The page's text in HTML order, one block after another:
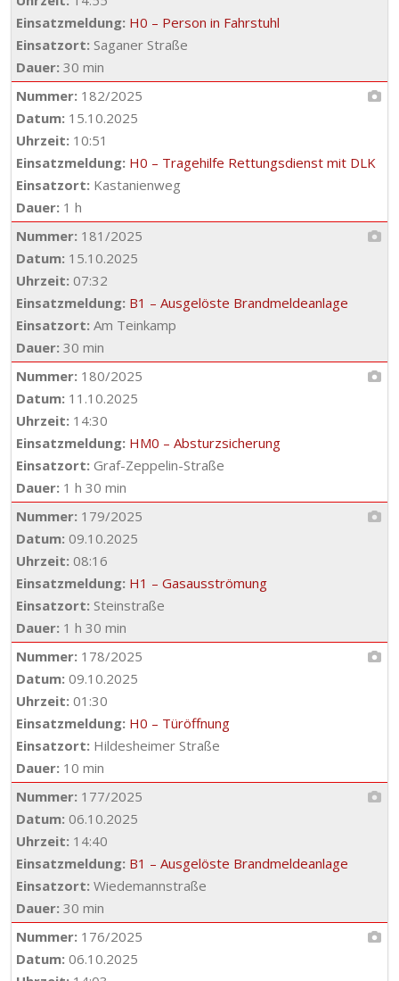
Einsatzmeldung: H0 – Person in Fahrstuhl
Einsatzort: Saganer Straße
Dauer: 30 min
Nummer: 182/2025
Datum: 15.10.2025
Uhrzeit: 10:51
Einsatzmeldung: H0 – Tragehilfe Rettungsdienst mit DLK
Einsatzort: Kastanienweg
Dauer: 1 h
Nummer: 181/2025
Datum: 15.10.2025
Uhrzeit: 07:32
Einsatzmeldung: B1 – Ausgelöste Brandmeldeanlage
Einsatzort: Am Teinkamp
Dauer: 30 min
Nummer: 180/2025
Datum: 11.10.2025
Uhrzeit: 14:30
Einsatzmeldung: HM0 – Absturzsicherung
Einsatzort: Graf-Zeppelin-Straße
Dauer: 1 h 30 min
Nummer: 179/2025
Datum: 09.10.2025
Uhrzeit: 08:16
Einsatzmeldung: H1 – Gasausströmung
Einsatzort: Steinstraße
Dauer: 1 h 30 min
Nummer: 178/2025
Datum: 09.10.2025
Uhrzeit: 01:30
Einsatzmeldung: H0 – Türöffnung
Einsatzort: Hildesheimer Straße
Dauer: 10 min
Nummer: 177/2025
Datum: 06.10.2025
Uhrzeit: 14:40
Einsatzmeldung: B1 – Ausgelöste Brandmeldeanlage
Einsatzort: Wiedemannstraße
Dauer: 30 min
Nummer: 176/2025
Datum: 06.10.2025